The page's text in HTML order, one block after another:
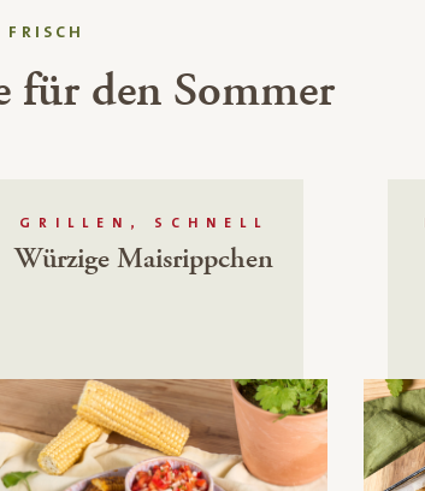
für den Sommer
GRILLEN, SCHNELL
Würzige Maisrippchen